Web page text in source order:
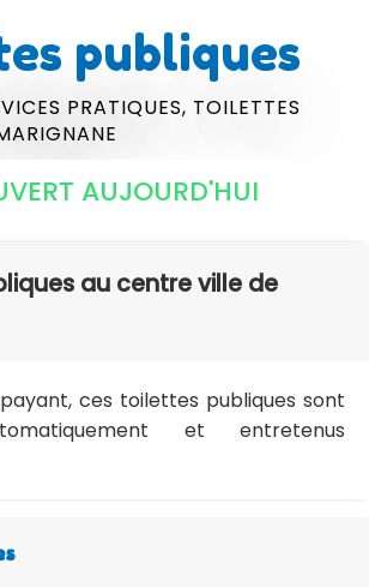
publiques
PRATIQUES, TOILETTES
AUJOURD'HUI
au centre ville de
ces toilettes publiques sont
et entretenus